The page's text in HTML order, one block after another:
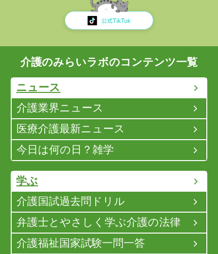
介護のみらいラボのコンテンツ一覧
ニュース
介護業界ニュース
医療介護最新ニュース
今日は何の日？雑学
学ぶ
介護国試過去問ドリル
弁護士とやさしく学ぶ介護の法律
介護福祉国家試験一問一答